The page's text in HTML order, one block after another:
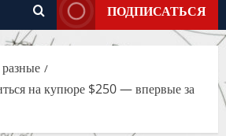
ПОДПИСАТЬСЯ
на купюре $250 — впервые за